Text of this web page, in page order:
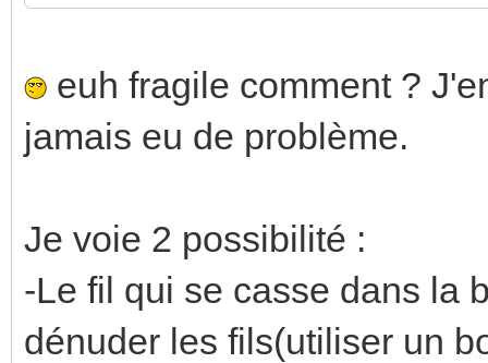
euh fragile comment ?
jamais eu de problème.
Je voie 2 possibilité :
-Le fil qui se casse dans la
dénuder les fils(utiliser un